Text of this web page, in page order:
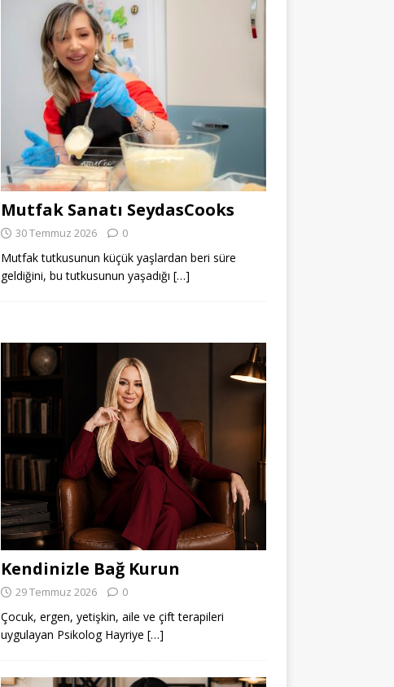
Mutfak Sanatı SeydasCooks
30 Temmuz 2026 0
Mutfak tutkusunun küçük yaşlardan beri süre
geldiğini, bu tutkusunun yaşadığı […]
Kendinizle Bağ Kurun
29 Temmuz 2026 0
Çocuk, ergen, yetişkin, aile ve çift terapileri
uygulayan Psikolog Hayriye […]